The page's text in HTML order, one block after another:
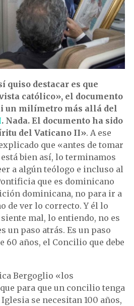
quiso destacar es que
católico», el documento
un milímetro más allá del
. Nada. El documento ha sido
del Vaticano II». A ese
que «antes de tomar
bien así, lo terminamos
a algún teólogo e incluso al
que es dominicano
dominicana, no para ir a
de ver lo correcto. Y él lo
mal, lo entiendo, no es
un paso atrás. Es un paso
60 años, el Concilio que debe
Bergoglio «los
para que un concilio tenga
se necesitan 100 años,